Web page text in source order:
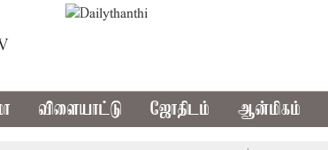
விளையாட்டு ஜோதிடம் ஆன்மிகம்